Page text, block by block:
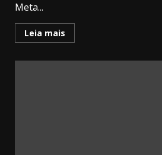
Meta...
Leia mais